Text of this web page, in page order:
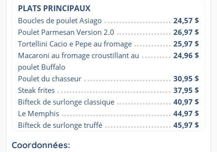
PLATS PRINCIPAUX
Boucles de poulet Asiago
24,57 $
Poulet Parmesan Version 2.0
26,97 $
Tortellini Cacio e Pepe au fromage
25,97 $
Macaroni au fromage croustillant au
poulet Buffalo
24,96 $
Poulet du chasseur
30,95 $
Steak frites
37,95 $
Bifteck de surlonge classique
40,97 $
Le Memphis
44,97 $
Bifteck de surlonge truffé
45,97 $
Coordonnées: